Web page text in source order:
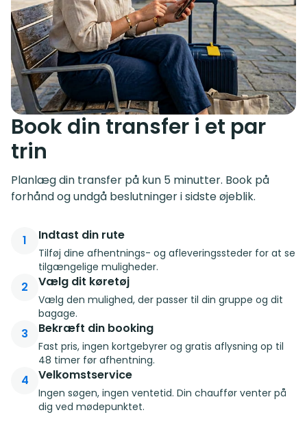
Book din transfer i et par
trin
Planlæg din transfer på kun 5 minutter. Book på
forhånd og undgå beslutninger i sidste øjeblik.
1 Indtast din rute
Tilføj dine afhentnings- og afleveringssteder for at se
tilgængelige muligheder.
2 Vælg dit køretøj
Vælg den mulighed, der passer til din gruppe og dit
bagage.
3 Bekræft din booking
Fast pris, ingen kortgebyrer og gratis aflysning op til
48 timer før afhentning.
4 Velkomstservice
Ingen søgen, ingen ventetid. Din chauffør venter på
dig ved mødepunktet.